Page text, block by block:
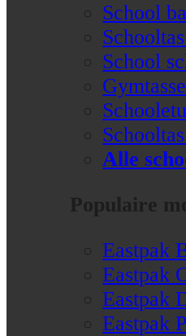
School
School
Alle
Populaire
Eastpak
Eastpak
Eastpak
Eastpak